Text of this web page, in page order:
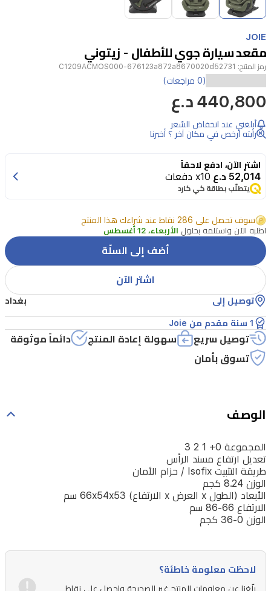
1
3
JOIE
مقعد سيارة جوي للأطفال - زيتوني
رمز المنتج: C1209ACMOS000-676123a872a8670020d52731
(0 مراجعات)
440,800 د.ع
أبلغني عند انخفاض السّعر
رأيته أرخص في مكان آخر ؟ أخبرنا
اشترِ الآن، ادفع لاحقاً
52,014 د.ع x10 دفعات
يتطلّب بطاقة كي كارد
سوف تحصل على 286 نقاط عند شراءك هذا المنتج
اطلبه الآن واستلمه بحلول الأربعاء، 12 أغسطس
أضف إلى السلّة
اشتر الآن
توصيل إلى بغداد
1 سنة مقدم من Joie
توصيل سريع سهولة إعادة المنتج
دائماً موثوقة
تسوق بأمان
الوصف
المجموعة 0+ 1 2 3
تعديل ارتفاع مسند الرأس
طريقة التثبيت Isofix / حزام الأمان
الوزن 8.24 كجم
الأبعاد (الطول x العرض x الارتفاع) 66x54x53 سم
الارتفاع 66-86 سم
الوزن 0-36 كجم
لاحظت معلومة خاطئة؟
بلّغنا عن معلومات المنتج غير الصحيحة واحصل على نقاط